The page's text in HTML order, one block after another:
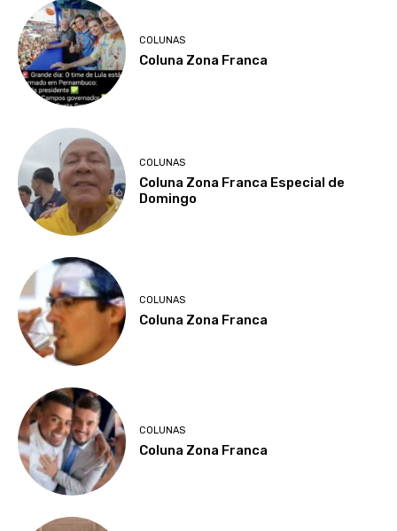
COLUNAS
Coluna Zona Franca
COLUNAS
Coluna Zona Franca Especial de
Domingo
COLUNAS
Coluna Zona Franca
COLUNAS
Coluna Zona Franca